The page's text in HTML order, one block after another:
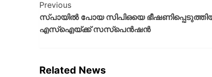
Previous
സ്പായിൽ പോയ സിപിഒയെ
എസ്ഐയ്ക്ക് സസ്പെന്‍ഷന്‍
Related News